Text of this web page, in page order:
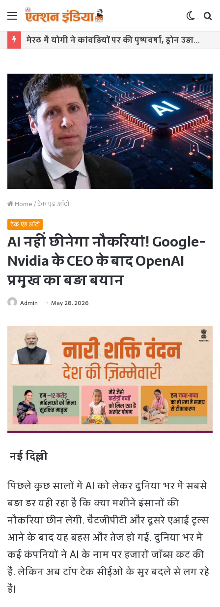
Menu
Switch
skin
मेरठ में योगी ने कांवड़ियों पर की पुष्पवर्षा, ड्रोन उड़ाता युवक पकड़ा
Home/टेक एंड ऑटो
टेक एंड ऑटो
AI नहीं छीनेगा नौकरियां! Google-
Nvidia के CEO के बाद OpenAI
प्रमुख का बड़ा बयान
Admin May 28, 2026
नई दिल्ली
पिछले कुछ सालों में AI को लेकर दुनिया भर में सबसे
बड़ा डर यही रहा है कि क्या मशीनें इंसानों की
नौकरियां छीन लेंगी. चैटजीपीटी और दूसरे एआई टूल्स
आने के बाद यह बहस और तेज हो गई. दुनिया भर में
कई कंपनियों ने AI के नाम पर हजारों जॉब्स कट की
हैं. लेकिन अब टॉप टेक सीईओ के सुर बदले से लग रहे
हैं।